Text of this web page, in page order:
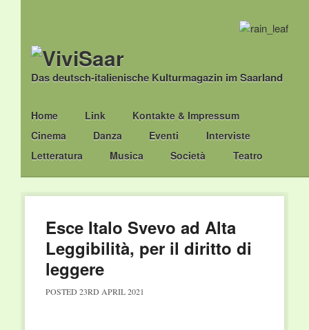
Das deutsch-italienische Kulturmagazin im Saarland
Main menu
Skip
to
content
Home Link
Kontakte & Impressum
Cinema
Danza Eventi
Interviste
Letteratura
Musica Società Teatro
Esce Italo Svevo ad Alta
Leggibilità, per il diritto di
leggere
POSTED 23RD APRIL 2021